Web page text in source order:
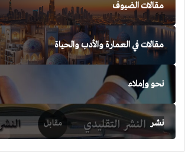
مقالات الضيوف
مقالات في العمارة والأدب والحياة
نحو وإملاء
نشر